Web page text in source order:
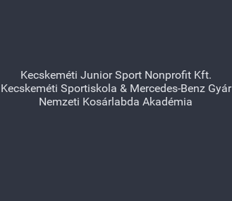
Kecskeméti Junior Sport Nonprofit Kft.
Kecskeméti Sportiskola & Mercedes-Benz Gyár
Nemzeti Kosárlabda Akadémia